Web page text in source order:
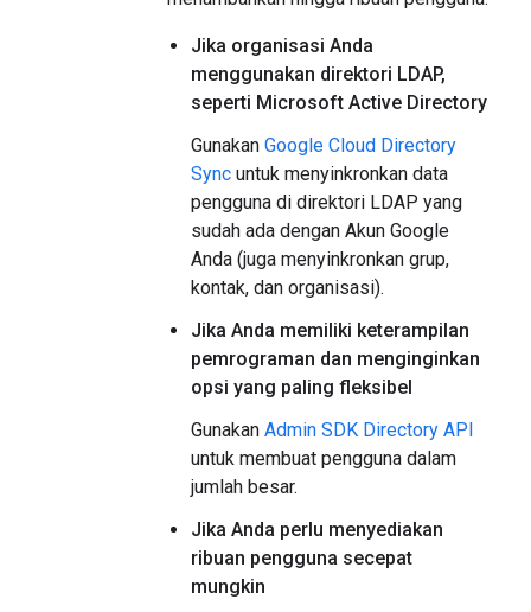
Jika organisasi Anda
menggunakan direktori LDAP,
seperti Microsoft Active Directory
Gunakan Google Cloud Directory
Sync untuk menyinkronkan data
pengguna di direktori LDAP yang
sudah ada dengan Akun Google
Anda (juga menyinkronkan grup,
kontak, dan organisasi).
Jika Anda memiliki keterampilan
pemrograman dan menginginkan
opsi yang paling fleksibel
Gunakan Admin SDK Directory API
untuk membuat pengguna dalam
jumlah besar.
Jika Anda perlu menyediakan
ribuan pengguna secepat
mungkin